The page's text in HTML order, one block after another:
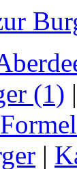
(1) |
|